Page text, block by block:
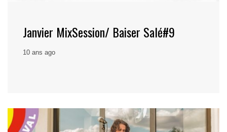
Janvier MixSession/ Baiser Salé#9
10 ans ago